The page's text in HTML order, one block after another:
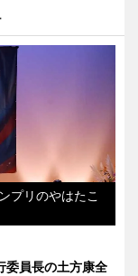
プリのやはたこ
委員長の土方康全